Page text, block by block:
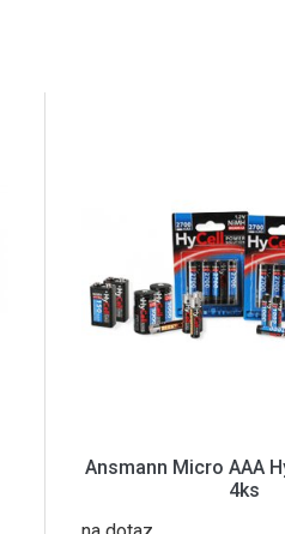
Ansmann Micro AAA
4ks